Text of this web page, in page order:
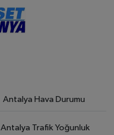
Antalya Hava Durumu
Antalya Trafik Yoğunluk